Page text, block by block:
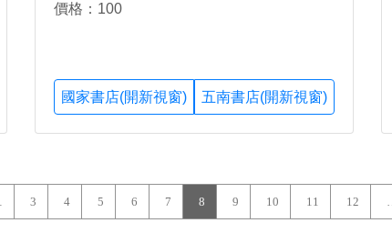
價格：100
國家書店(開新視窗) 五南書店(開新視窗)
3 4 5 6 7 8 9 10 11 12